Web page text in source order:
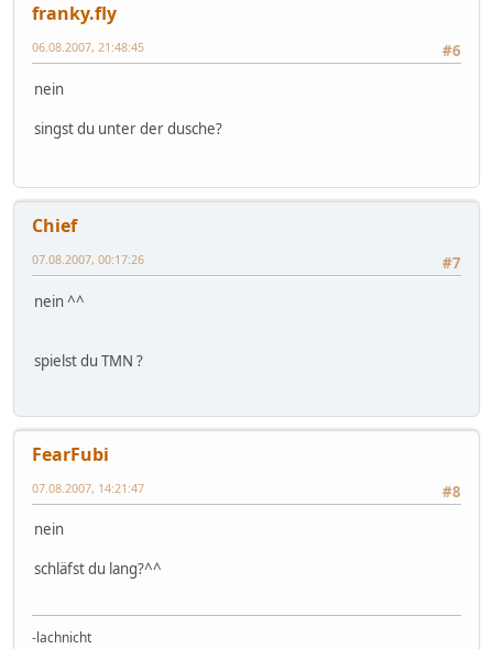
franky.fly
#6
06.08.2007, 21:48:45
nein
singst du unter der dusche?
Chief
#7
07.08.2007, 00:17:26
nein ^^
spielst du TMN ?
FearFubi
#8
07.08.2007, 14:21:47
nein
schläfst du lang?^^
-lachnicht